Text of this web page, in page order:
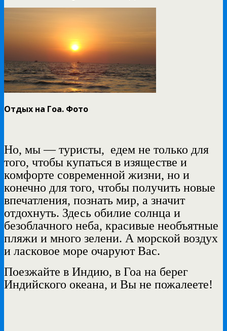
Отдых на Гоа. Фото
Но, мы — туристы, едем не только для
того, чтобы купаться в изяществе и
комфорте современной жизни, но и
конечно для того, чтобы получить новые
впечатления, познать мир, а значит
отдохнуть. Здесь обилие солнца и
безоблачного неба, красивые необъятные
пляжи и много зелени. А морской воздух
и ласковое море очаруют Вас.
Поезжайте в Индию, в Гоа на берег
Индийского океана, и Вы не пожалеете!